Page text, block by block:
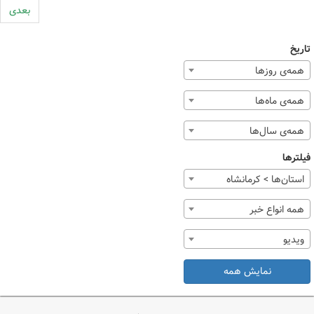
بعدی
تاریخ
همه‌ی روزها
همه‌ی ماه‌ها
همه‌ی سال‌ها
فیلترها
استان‌ها > کرمانشاه
همه انواع خبر
ویدیو
نمایش همه